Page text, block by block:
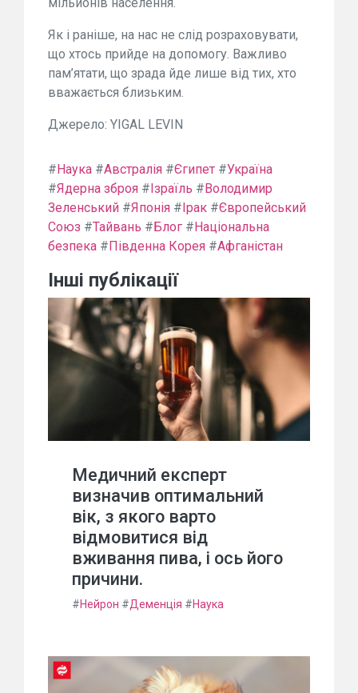
Як і раніше, на нас не слід розраховувати,
що хтось прийде на допомогу. Важливо
пам’ятати, що зрада йде лише від тих, хто
вважається близьким.
Джерело: YIGAL LEVIN
#Наука #Австралія #Єгипет #Україна
#Ядерна зброя #Ізраїль #Володимир
Зеленський #Японія #Ірак #Європейський
Союз #Тайвань #Блог #Національна
безпека #Південна Корея #Афганістан
Інші публікації
Медичний експерт
визначив оптимальний
вік, з якого варто
відмовитися від
вживання пива, і ось його
причини.
#Нейрон #Деменція #Наука